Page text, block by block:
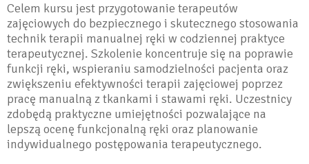
Celem kursu jest przygotowanie terapeutów
zajęciowych do bezpiecznego i skutecznego stosowania
technik terapii manualnej ręki w codziennej praktyce
terapeutycznej. Szkolenie koncentruje się na poprawie
funkcji ręki, wspieraniu samodzielności pacjenta oraz
zwiększeniu efektywności terapii zajęciowej poprzez
pracę manualną z tkankami i stawami ręki. Uczestnicy
zdobędą praktyczne umiejętności pozwalające na
lepszą ocenę funkcjonalną ręki oraz planowanie
indywidualnego postępowania terapeutycznego.